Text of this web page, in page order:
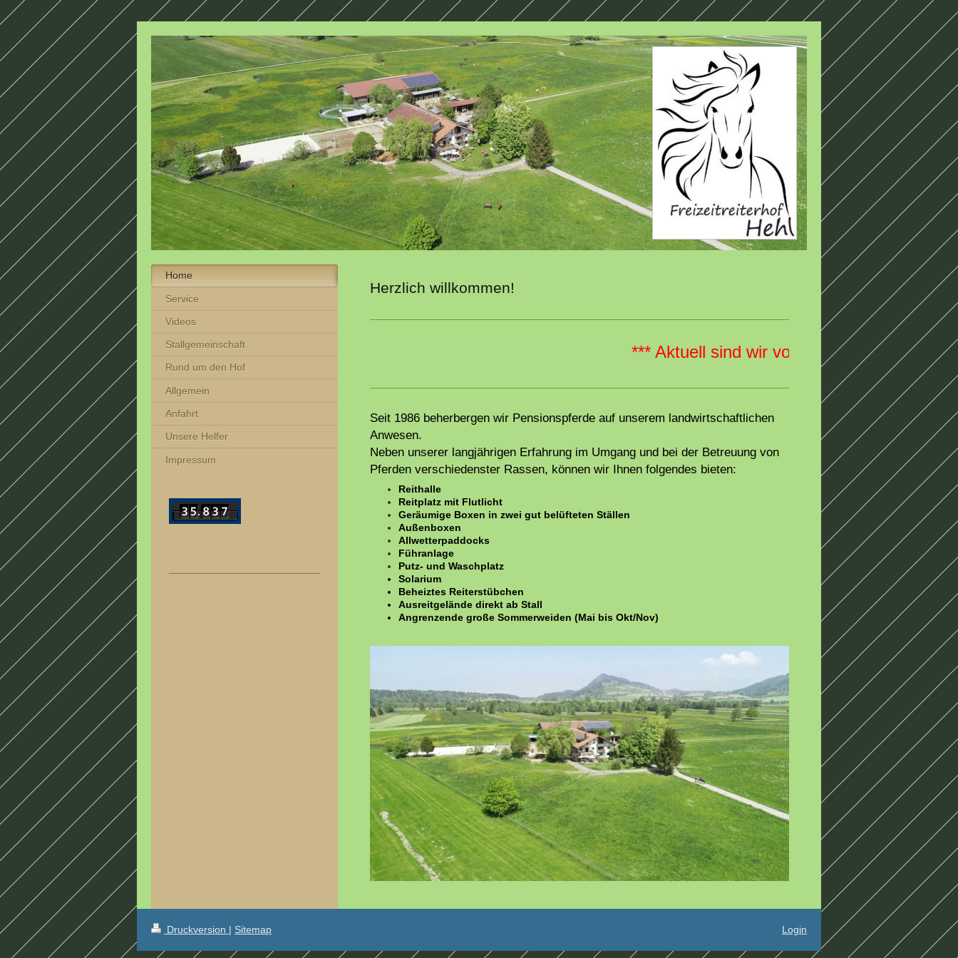
Herzlich willkommen!
*** Aktuell sind wir voll belegt ***
Seit 1986 beherbergen wir Pensionspferde auf unserem landwirtschaftlichen
Anwesen.
Neben unserer langjährigen Erfahrung im Umgang und bei der Betreuung von
Pferden verschiedenster Rassen, können wir Ihnen folgendes bieten:
Reithalle
Reitplatz mit Flutlicht
Geräumige Boxen in zwei gut belüfteten Ställen
Außenboxen
Allwetterpaddocks
Führanlage
Putz- und Waschplatz
Solarium
Beheiztes Reiterstübchen
Ausreitgelände direkt ab Stall
Angrenzende große Sommerweiden (Mai bis Okt/Nov)
Home
Service
Videos
Stallgemeinschaft
Rund um den Hof
Allgemein
Anfahrt
Unsere Helfer
Impressum
Druckversion | Sitemap Login